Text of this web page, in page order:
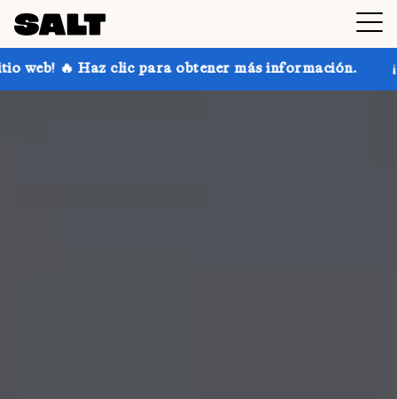
para obtener más información. ¡Consigue hasta